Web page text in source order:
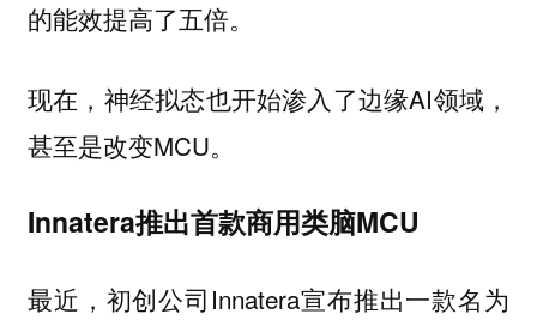
的能效提高了五倍。
现在，神经拟态也开始渗入了边缘AI领域，
甚至是改变MCU。
Innatera推出首款商用类脑MCU
最近，初创公司Innatera宣布推出一款名为